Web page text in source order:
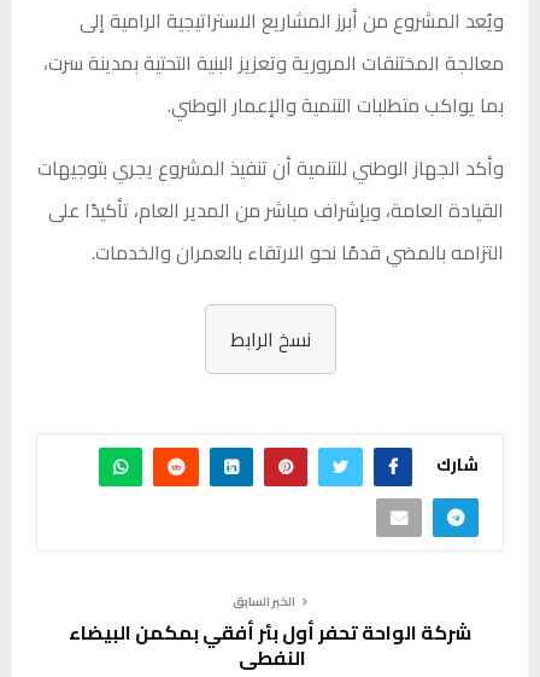
ويُعد المشروع من أبرز المشاريع الاستراتيجية الرامية إلى
معالجة المختنقات المرورية وتعزيز البنية التحتية بمدينة سرت،
بما يواكب متطلبات التنمية والإعمار الوطني.
وأكد الجهاز الوطني للتنمية أن تنفيذ المشروع يجري بتوجيهات
القيادة العامة، وبإشراف مباشر من المدير العام، تأكيدًا على
التزامه بالمضي قدمًا نحو الارتقاء بالعمران والخدمات.
نسخ الرابط
شارك
الخبر السابق
شركة الواحة تحفر أول بئر أفقي بمكمن البيضاء
النفطي